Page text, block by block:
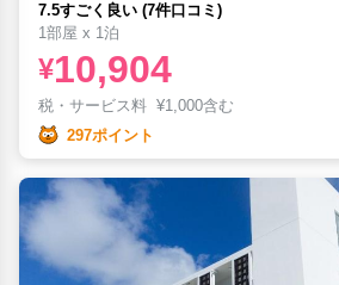
7.5すごく良い (7件口コミ)
1部屋 x 1泊
¥10,904
税・サービス料 ¥1,000含む
297ポイント